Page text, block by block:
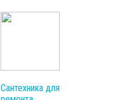
Сантехника для